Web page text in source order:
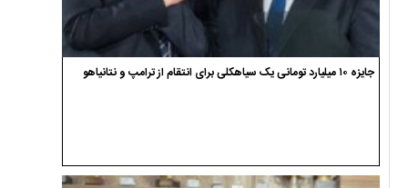
جایزه ۱۰ میلیارد تومانی یک سیاهکلی برای انتقام از ترامپ و نتانیاهو